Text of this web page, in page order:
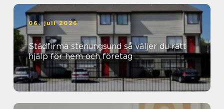
06. juli 2026
Städfirma stenungsund så väljer du rätt
hjälp för hem och företag